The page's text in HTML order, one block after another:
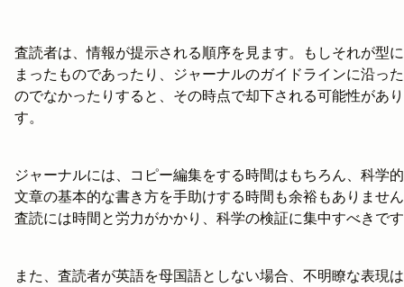
査読者は、情報が提示される順序を見ます。もしそれが型
まったものであったり、ジャーナルのガイドラインに沿っ
のでなかったりすると、その時点で却下される可能性があ
す。
ジャーナルには、コピー編集をする時間はもちろん、科学
文章の基本的な書き方を手助けする時間も余裕もありませ
査読には時間と労力がかかり、科学の検証に集中すべきで
また、査読者が英語を母国語としない場合、不明瞭な表現